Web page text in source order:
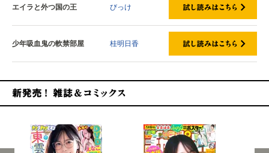
エイラと外つ国の王 びっけ
少年吸血鬼の軟禁部屋 桂明日香